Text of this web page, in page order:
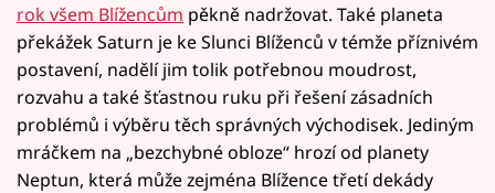
rok všem Blížencům pěkně nadržovat. Také planeta
překážek Saturn je ke Slunci Blíženců v témže příznivém
postavení, nadělí jim tolik potřebnou moudrost,
rozvahu a také šťastnou ruku při řešení zásadních
problémů i výběru těch správných východisek. Jediným
mráčkem na „bezchybné obloze“ hrozí od planety
Neptun, která může zejména Blížence třetí dekády